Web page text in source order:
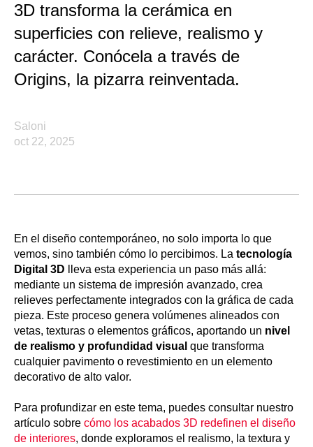
3D transforma la cerámica en
superficies con relieve, realismo y
carácter. Conócela a través de
Origins, la pizarra reinventada.
Saloni
oct 22, 2025
En el diseño contemporáneo, no solo importa lo que
vemos, sino también cómo lo percibimos. La tecnología
Digital 3D lleva esta experiencia un paso más allá:
mediante un sistema de impresión avanzado, crea
relieves perfectamente integrados con la gráfica de cada
pieza. Este proceso genera volúmenes alineados con
vetas, texturas o elementos gráficos, aportando un nivel
de realismo y profundidad visual que transforma
cualquier pavimento o revestimiento en un elemento
decorativo de alto valor.
Para profundizar en este tema, puedes consultar nuestro
artículo sobre cómo los acabados 3D redefinen el diseño
de interiores, donde exploramos el realismo, la textura y